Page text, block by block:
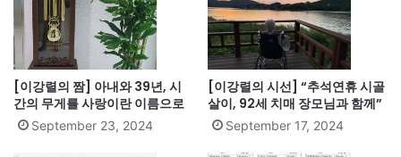
[이강렬의 짬] 아내와 39년, 시
간의 무게를 사랑이란 이름으로
September 23, 2024
[이강렬의 시선] “추석연휴 시골
살이, 92세 치매 장모님과 함께”
September 17, 2024